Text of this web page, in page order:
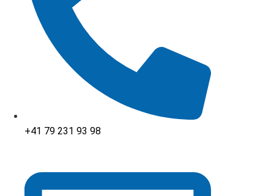
+41 79 231 93 98